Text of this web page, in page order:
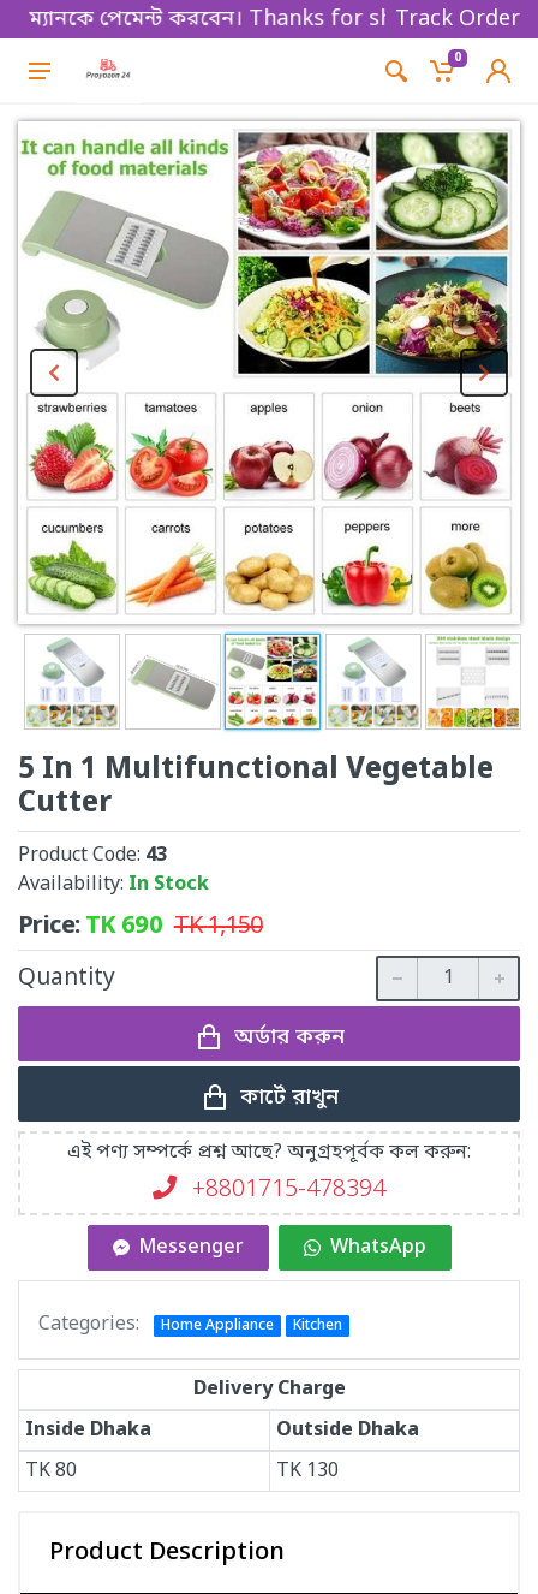
পেমেন্ট করবেন। Thanks for shopping!Track Order
0
5 In 1 Multifunctional Vegetable
Cutter
Product Code: 43
Availability: In Stock
Price:TK690 TK1,150
Quantity
অর্ডার করুন
কার্টে রাখুন
এই পণ্য সম্পর্কে প্রশ্ন আছে? অনুগ্রহপূর্বক কল করুন:
+8801715-478394
Messenger WhatsApp
Categories: Home Appliance Kitchen
Delivery Charge
Inside Dhaka
Outside Dhaka
TK80 TK 130
Product Description